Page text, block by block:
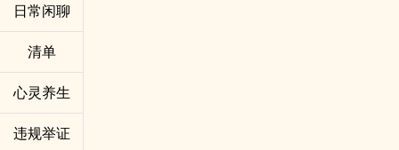
日常闲聊
清单
心灵养生
违规举证